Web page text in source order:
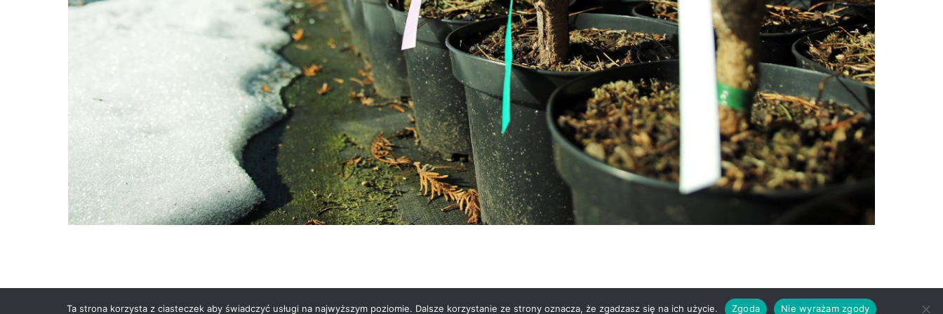
Powered byAnetpol.pl | © MS-Solutions 2025 Logowanie / rejestracja Polityka prywatności Regulamin sklepu Cennik wysyłek
Ta strona korzysta z ciasteczek aby świadczyć usługi na najwyższym poziomie. Dalsze korzystanie ze strony oznacza, że zgadzasz się na ich użycie. Zgoda Nie wyrażam zgody